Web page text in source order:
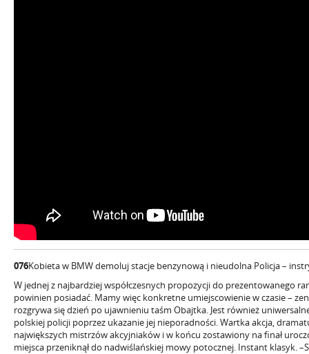
076Kobieta w BMW demoluj stacje benzynową i nieudolna Policja –
W jednej z najbardziej współczesnych propozycji do prezentowanego
powinien posiadać. Mamy więc konkretne umiejscowienie w czasie –
rozgrywa się dzień po ujawnieniu taśm Obajtka. Jest również
polskiej policji poprzez ukazanie jej nieporadności. Wartka akcja,
największych mistrzów akcyjniaków i w końcu zostawiony na finał
miejsca przeniknął do nadwiślańskiej mowy potocznej. Instant klasyk.